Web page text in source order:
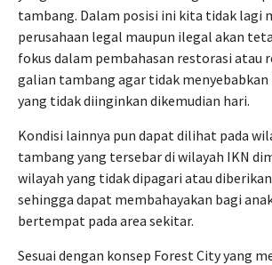
tambang. Dalam posisi ini kita tidak lagi
perusahaan legal maupun ilegal akan
fokus dalam pembahasan restorasi atau
galian tambang agar tidak menyebabkan
yang tidak diinginkan dikemudian hari.
Kondisi lainnya pun dapat dilihat pada
tambang yang tersebar di wilayah IKN
wilayah yang tidak dipagari atau
sehingga dapat membahayakan bagi
bertempat pada area sekitar.
Sesuai dengan konsep Forest City yang